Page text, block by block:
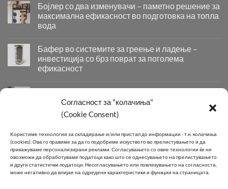
Согласност за "колачиња"
(Cookie Consent)
Kористиме технологии за складирање и/или пристап до информации - т.н. колачиња
(cookies).Ова го правиме за да го подобриме искуството во прелистувањето и да
прикажуваме персонализирани реклами.Согласувањето со овие технологии ќе ни
овозможи да обработуваме податоци како што се однесувањето на прелистувањето
и други статистички податоци.Несогласувањето или повлекувањето на согласноста,
може негативно да влијае на одредени карактеристики и функции на страницата.
Бојлер со два изменувачи – паметно решение за
максимална ефикасност во подготовка на топла
вода
со
два
изменувачи
–
решение
максимална
ефикасност
подготовка
на
топла
вода
Бафер во системите за греење и ладење –
инвестиција со брз поврат за поголема
ефикасност
во
–
инвестиција
со
брз
поврат
Придобивки од Инсталирање на Современи
Системи за Греење и Ладење
Придобивки
Современи
Системи
за
Греење
КОНТАКТ
Телефон:+389 2 2581 800